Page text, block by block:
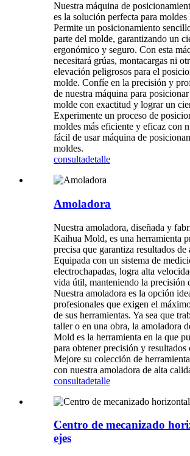
Nuestra máquina de
es la solución perfecta para
Permite un posicionamiento
parte del molde, garantizando un
ergonómico y seguro. Con esta
necesitará grúas, montacargas ni
elevación peligrosos para el
molde. Confíe en la precisión y
de nuestra máquina para
molde con exactitud y lograr un
Experimente un proceso de
moldes más eficiente y eficaz con
fácil de usar máquina de
moldes.
consultadetalle
Amoladora
Nuestra amoladora, diseñada y
Kaihua Mold, es una herramienta
precisa que garantiza resultados de
Equipada con un sistema de
electrochapadas, logra alta
vida útil, manteniendo la precisión
Nuestra amoladora es la opción
profesionales que exigen el
de sus herramientas. Ya sea que
taller o en una obra, la amoladora
Mold es la herramienta en la que
para obtener precisión y resultados
Mejore su colección de
con nuestra amoladora de alta
consultadetalle
Centro de mecanizado
ejes